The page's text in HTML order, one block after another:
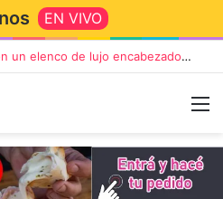
EN VIVO
Rata Blanca regresa a Tandil con un show demoledor en el Estadio Unión y Progreso